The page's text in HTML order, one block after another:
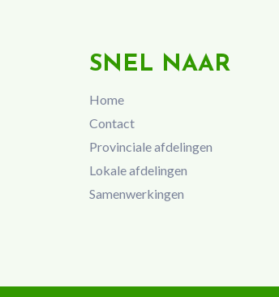
SNEL NAAR
Home
Contact
Provinciale afdelingen
Lokale afdelingen
Samenwerkingen